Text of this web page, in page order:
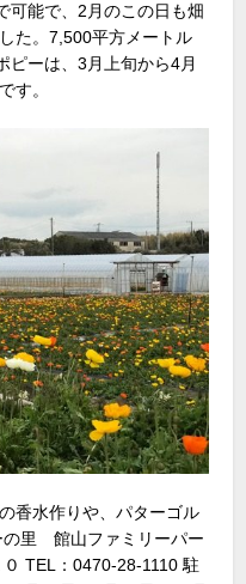
可能で、2月のこの日も畑
た。7,500平方メートル
ピーは、3月上旬から4月
す。
香水作りや、パターゴル
里 館山ファミリーパー
TEL：0470-28-1110 駐